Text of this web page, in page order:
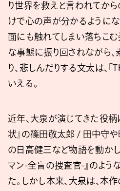
り世界を救えと言われてか
けで心の声が分かるように
面にも触れてしまい落ちこ
な事態に振り回されながら
り、悲しんだりする文太は、「
いえる。
近年、大泉が演じてきた役柄
状』の篠田敬太郎 / 田中守や
の日高健三など物語を動かし
マン-全盲の捜査官-』のよう
た。しかし本来、大泉は、本